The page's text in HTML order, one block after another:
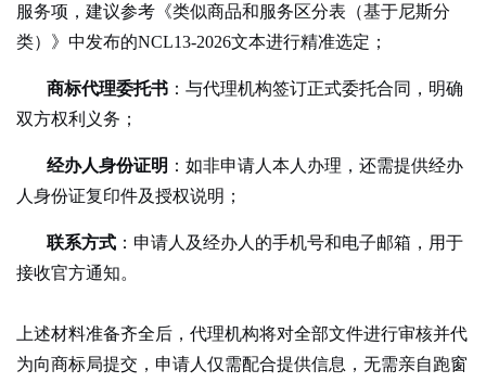
服务项，建议参考《类似商品和服务区分表（基于尼斯分
类）》中发布的NCL13-2026文本进行精准选定；
商标代理委托书 ：与代理机构签订正式委托合同，明确
双方权利义务；
经办人身份证明 ：如非申请人本人办理，还需提供经办
人身份证复印件及授权说明；
联系方式 ：申请人及经办人的手机号和电子邮箱，用于
接收官方通知。
上述材料准备齐全后，代理机构将对全部文件进行审核并代
为向商标局提交，申请人仅需配合提供信息，无需亲自跑窗